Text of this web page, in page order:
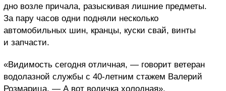
дно возле причала, разыскивая лишние предметы.
За пару часов одни подняли несколько
автомобильных шин, кранцы, куски свай, винты
и запчасти.
«Видимость сегодня отличная, — говорит ветеран
водолазной службы с 40-летним стажем Валерий
Розмарица. — А вот водичка холодная».